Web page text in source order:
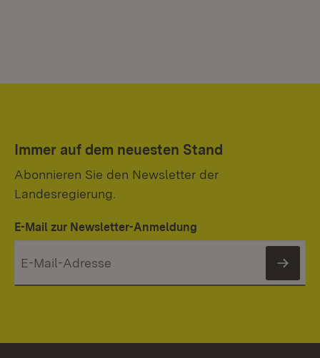
Immer auf dem neuesten Stand
Abonnieren Sie den Newsletter der
Landesregierung.
E-Mail zur Newsletter-Anmeldung